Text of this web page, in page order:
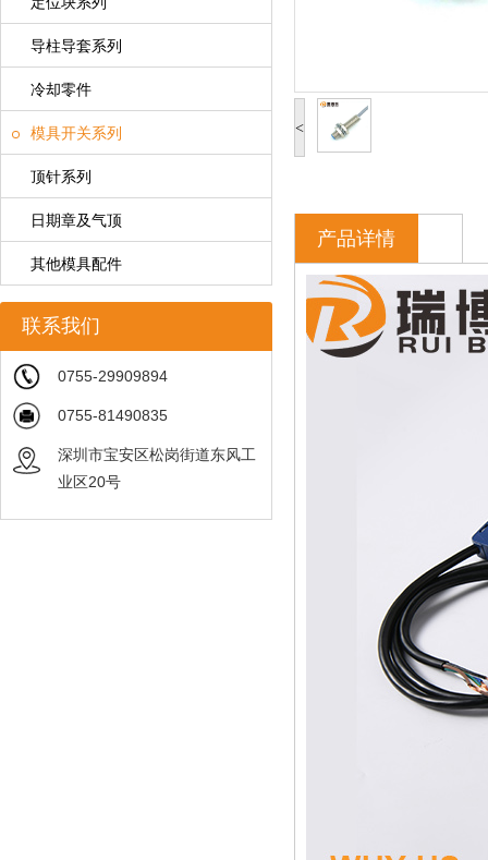
导柱导套系列
冷却零件
模具开关系列
顶针系列
日期章及气顶
其他模具配件
联系我们
0755-29909894
0755-81490835
深圳市宝安区松岗街道东风工
业区20号
<
产品详情